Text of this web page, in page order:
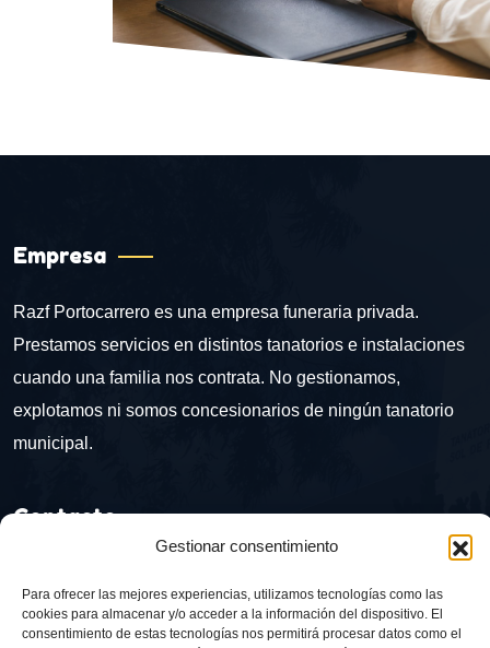
Gestionar consentimiento
Para ofrecer las mejores experiencias, utilizamos tecnologías como las
cookies para almacenar y/o acceder a la información del dispositivo. El
consentimiento de estas tecnologías nos permitirá procesar datos como el
Empresa
Razf Portocarrero es una empresa funeraria privada.
Prestamos servicios en distintos tanatorios e instalaciones
cuando una familia nos contrata. No gestionamos,
explotamos ni somos concesionarios de ningún tanatorio
municipal.
Contacto
+34 687 650 095